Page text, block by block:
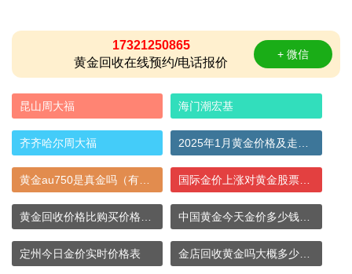
17321250865
黄金回收在线预约/电话报价
+ 微信
昆山周大福 海门潮宏基
齐齐哈尔周大福
定州今日金价实时价格表